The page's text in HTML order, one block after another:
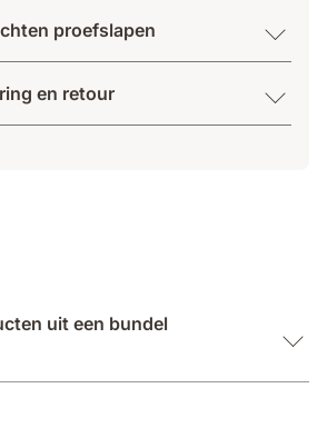
proefslapen
en retour
uit een bundel